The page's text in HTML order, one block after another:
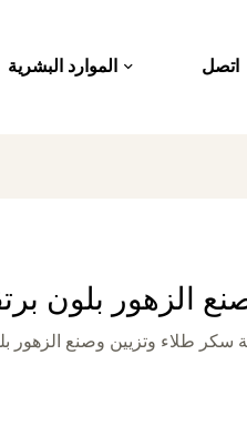
الموارد البشرية اتصل
بلون
سكر طلاء وتزيين وصنع الزهور بلون